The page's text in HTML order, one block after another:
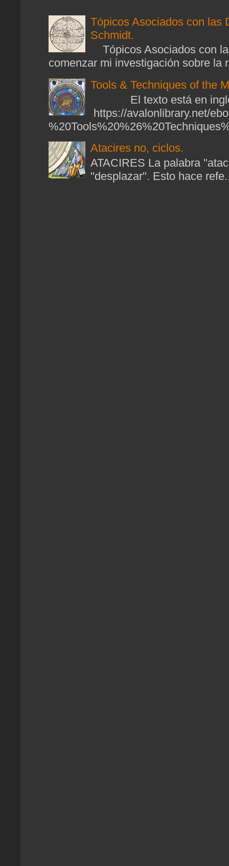
Tópicos Asociados con las
Schmidt.
Tópicos Asociados con
comenzar mi investigación sobre la
Tools & Techniques of the
El texto está en
https://avalonlibrary.net/
Atacires no, ciclos.
ATACIRES La palabra
"desplazar". Esto hace